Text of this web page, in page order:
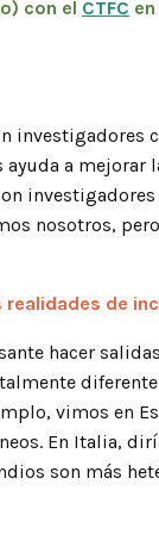
con el CTFC
a
nosotros,
de
hacer
vimos en
En Italia,
son más